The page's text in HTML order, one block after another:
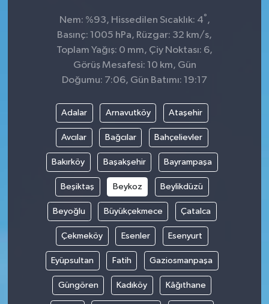
Nem: %93, Hissedilen Sıcaklık: 4° ,
Basınç: 1005 hPa, Rüzgar: 32 km/s,
Toplam Yağış: 0 mm, Çiy Noktası: 6,
Görüş Mesafesi: 10 km, Gün
Doğumu: 7:06, Gün Batımı: 19:17
Adalar Arnavutköy Ataşehir
Avcılar Bağcılar Bahçelievler
Bakırköy Başakşehir Bayrampaşa
Beşiktaş Beykoz Beylikdüzü
Beyoğlu Büyükçekmece Çatalca
Çekmeköy Esenler Esenyurt
Eyüpsultan Fatih Gaziosmanpaşa
Güngören Kadıköy Kâğıthane